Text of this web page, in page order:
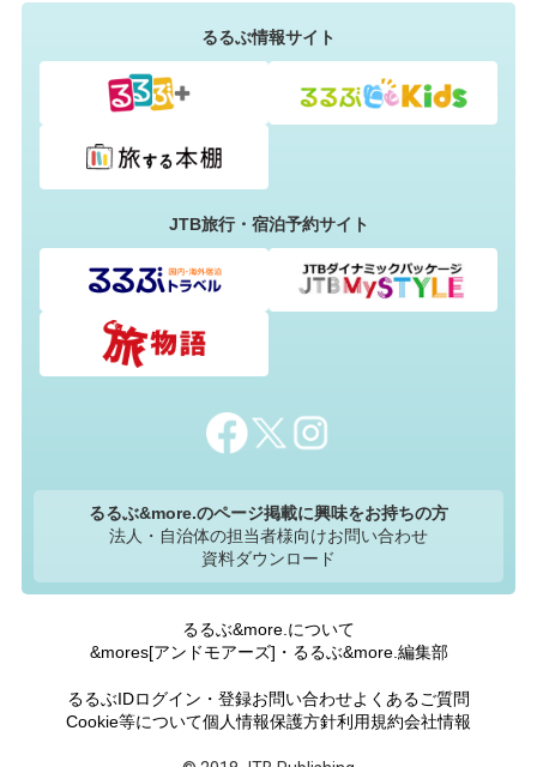
るるぶ情報サイト
JTB旅行・宿泊予約サイト
るるぶ&more.のページ掲載に興味をお持ちの方
法人・自治体の担当者様向けお問い合わせ
資料ダウンロード
るるぶ&more.について
&mores[アンドモアーズ]・るるぶ&more.編集部
るるぶIDログイン・登録お問い合わせよくあるご質問
Cookie等について個人情報保護方針利用規約会社情報